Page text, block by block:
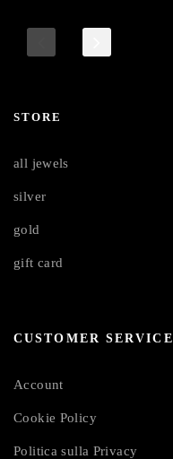
STORE
all jewels
silver
gold
gift card
CUSTOMER SERVICE
Account
Cookie Policy
Politica sulla Privacy